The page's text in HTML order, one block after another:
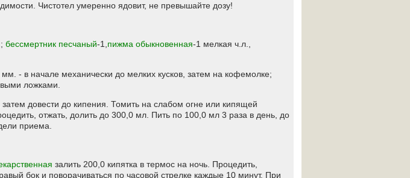
Чистотел умеренно ядовит, не превышайте дозу!
бессмертник песчаный-1, пижма обыкновенная-1 мелкая ч.л.,
- в начале механически до мелких кусков, затем на кофемолке;
ложками.
довести до кипения. Томить на слабом огне или кипящей
отжать, долить до 300,0 мл. Пить по 100,0 мл 3 раза в день, до
приема.
залить 200,0 кипятка в термос на ночь. Процедить,
бок и поворачиваться по часовой стрелке каждые 10 минут. При